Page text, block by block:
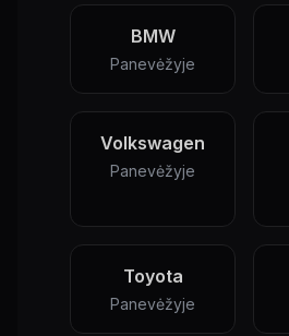
BMW
Panevėžyje
Volkswagen
Panevėžyje
Toyota
Panevėžyje